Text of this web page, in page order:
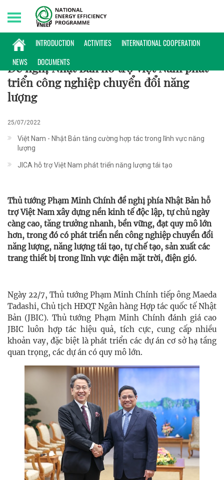
INTRODUCTION ACTIVITIES
INTERNATIONAL COOPERATION
NEWS
DOCUMENTS
Sunday, 09/08/2026 | 20:50 GMT+7
HỢP TÁC QUỐC TẾ
Đề nghị Nhật Bản hỗ trợ Việt Nam phát
triển công nghiệp chuyển đổi năng
lượng
25/07/2022
Việt Nam - Nhật Bản tăng cường hợp tác trong lĩnh vực năng
lượng
JICA hỗ trợ Việt Nam phát triển năng lượng tái tạo
Thủ tướng Phạm Minh Chính đề nghị phía Nhật Bản hỗ
trợ Việt Nam xây dựng nền kinh tế độc lập, tự chủ ngày
càng cao, tăng trưởng nhanh, bền vững, đạt quy mô lớn
hơn, trong đó có phát triển nền công nghiệp chuyển đổi
năng lượng, năng lượng tái tạo, tự chế tạo, sản xuất các
trang thiết bị trong lĩnh vực điện mặt trời, điện gió.
Ngày 22/7, Thủ tướng Phạm Minh Chính tiếp ông Maeda
Tadashi, Chủ tịch HĐQT Ngân hàng Hợp tác quốc tế Nhật
Bản (JBIC). Thủ tướng Phạm Minh Chính đánh giá cao
JBIC luôn hợp tác hiệu quả, tích cực, cung cấp nhiều
khoản vay, đặc biệt là phát triển các dự án cơ sở hạ tầng
quan trọng, các dự án có quy mô lớn.